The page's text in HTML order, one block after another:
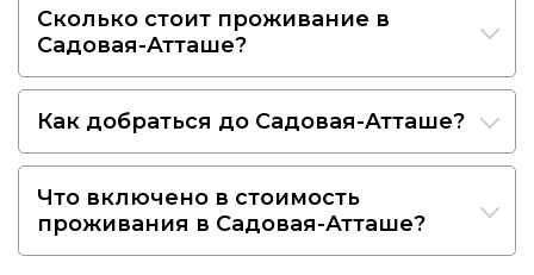
Сколько стоит проживание в
Садовая-Атташе?
Как добраться до Садовая-Атташе?
Что включено в стоимость
проживания в Садовая-Атташе?